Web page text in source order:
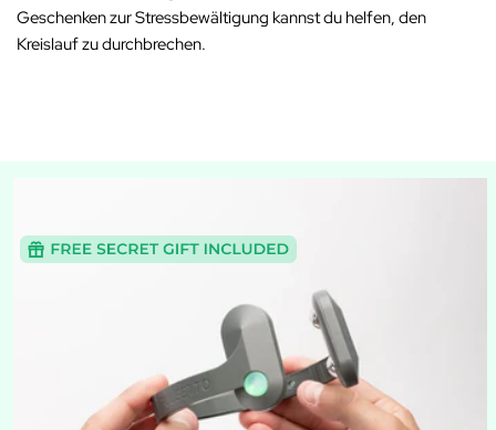
Geschenken zur Stressbewältigung kannst du helfen, den
Kreislauf zu durchbrechen.